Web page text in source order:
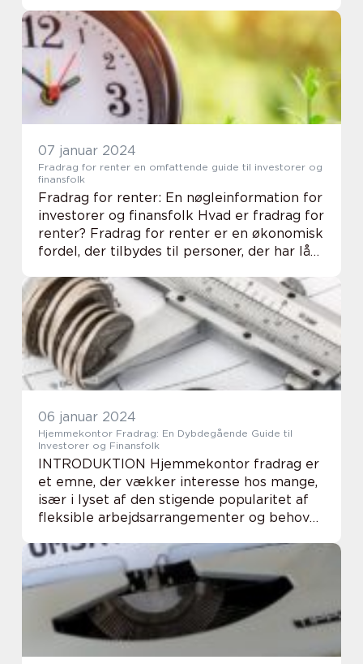
denne artikel vil vi udd...
07 januar 2024
Fradrag for renter en omfattende guide til investorer og
finansfolk
Fradrag for renter: En nøgleinformation for
investorer og finansfolk Hvad er fradrag for
renter? Fradrag for renter er en økonomisk
fordel, der tilbydes til personer, der har lån
låntagere at trække renteomk...
06 januar 2024
Hjemmekontor Fradrag: En Dybdegående Guide til
Investorer og Finansfolk
INTRODUKTION Hjemmekontor fradrag er
et emne, der vækker interesse hos mange,
især i lyset af den stigende popularitet af
fleksible arbejdsarrangementer og behovet
nuværende globale begivenheder. Denne
artikel vil dy...